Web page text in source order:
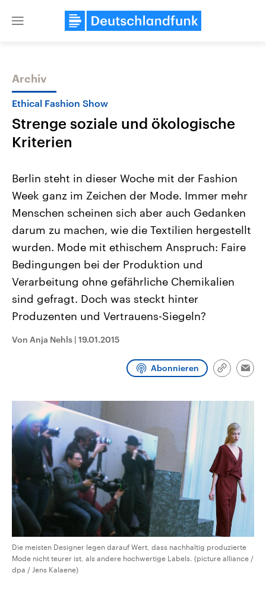
Close
Themen
USA
Aktuelle Beiträge, Analysen und
Hintergründe
Wirtschaftlich und militärisch
gehören die Vereinigten Staaten zu
den mächtigsten Ländern der Erde,
mit großem Einfluss auf das
aktuelle Weltgeschehen.
Nahostkonflikt
Aktuelle Lage und
Der Überfall der
Terrororganisation Hamas
Oktober 2023 auf Israel
Region wieder die Gewalt
Israel möchte die Hamas
Libanon vom Iran
Sendungen Programm Podcasts
Archiv
Ethical Fashion Show
Strenge soziale und ökologische
Kriterien
Berlin steht in dieser Woche mit der Fashion
Week ganz im Zeichen der Mode. Immer mehr
Menschen scheinen sich aber auch Gedanken
darum zu machen, wie die Textilien hergestellt
wurden. Mode mit ethischem Anspruch: Faire
Bedingungen bei der Produktion und
Verarbeitung ohne gefährliche Chemikalien
sind gefragt. Doch was steckt hinter
Produzenten und Vertrauens-Siegeln?
Von Anja Nehls | 19.01.2015
Abonnieren
Link
Die meisten Designer legen darauf Wert, dass nachhaltig produzierte
Mode nicht teurer ist, als andere hochwertige Labels. (picture alliance /
dpa / Jens Kalaene)